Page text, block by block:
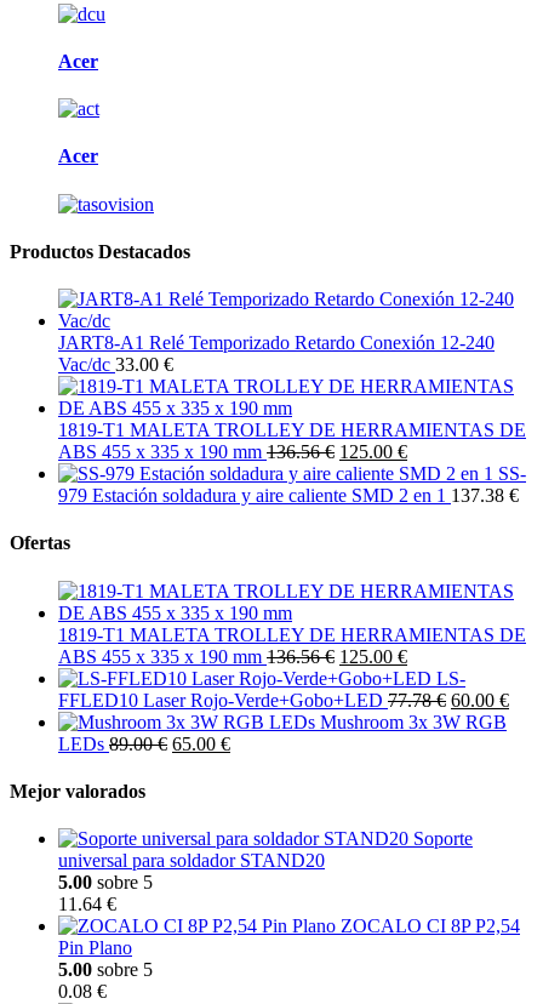
Acer
Acer
Productos Destacados
JART8-A1 Relé Temporizado Retardo Conexión 12-240
Vac/dc 33.00 €
1819-T1 MALETA TROLLEY DE HERRAMIENTAS DE
ABS 455 x 335 x 190 mm 136.56 € 125.00 €
SS-
979 Estación soldadura y aire caliente SMD 2 en 1 137.38 €
Ofertas
1819-T1 MALETA TROLLEY DE HERRAMIENTAS DE
ABS 455 x 335 x 190 mm 136.56 € 125.00 €
LS-
FFLED10 Laser Rojo-Verde+Gobo+LED 77.78 € 60.00 €
Mushroom 3x 3W RGB
LEDs 89.00 € 65.00 €
Mejor valorados
Soporte
universal para soldador STAND20
5.00 sobre 5
11.64 €
ZOCALO CI 8P P2,54
Pin Plano
5.00 sobre 5
0.08 €